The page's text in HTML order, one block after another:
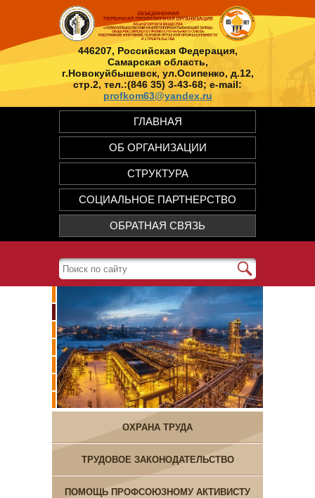
446207, Российская Федерация,
Самарская область,
г.Новокуйбышевск, ул.Осипенко, д.12,
стр.2, тел.:(846 35) 3-43-68; e-mail:
profkom63@yandex.ru
ГЛАВНАЯ
ОБ ОРГАНИЗАЦИИ
СТРУКТУРА
СОЦИАЛЬНОЕ ПАРТНЕРСТВО
ОБРАТНАЯ СВЯЗЬ
ОХРАНА ТРУДА
ТРУДОВОЕ ЗАКОНОДАТЕЛЬСТВО
ПОМОЩЬ ПРОФСОЮЗНОМУ АКТИВИСТУ